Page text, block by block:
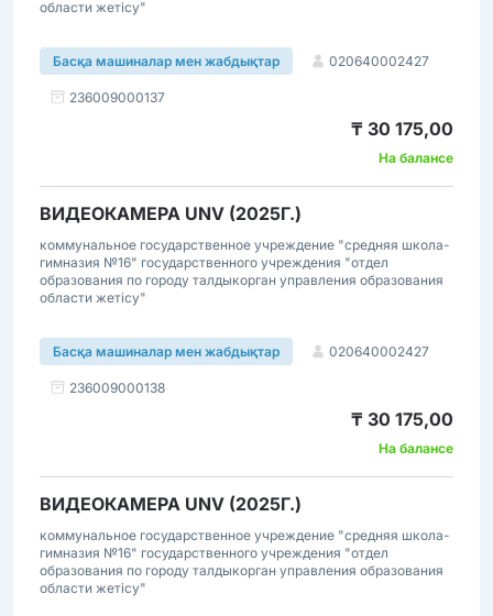
области жетісу"
Басқа машиналар мен жабдықтар 020640002427
236009000137
₸ 30 175,00
На балансе
ВИДЕОКАМЕРА UNV (2025Г.)
коммунальное государственное учреждение "средняя школа-
гимназия №16" государственного учреждения "отдел
образования по городу талдыкорган управления образования
области жетісу"
Басқа машиналар мен жабдықтар 020640002427
236009000138
₸ 30 175,00
На балансе
ВИДЕОКАМЕРА UNV (2025Г.)
коммунальное государственное учреждение "средняя школа-
гимназия №16" государственного учреждения "отдел
образования по городу талдыкорган управления образования
области жетісу"